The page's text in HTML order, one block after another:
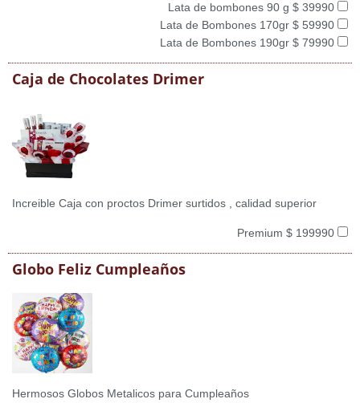
Lata de bombones 90 g $ 39990
Lata de Bombones 170gr $ 59990
Lata de Bombones 190gr $ 79990
Caja de Chocolates Drimer
Increible Caja con proctos Drimer surtidos , calidad superior
Premium $ 199990
Globo Feliz Cumpleaños
Hermosos Globos Metalicos para Cumpleaños